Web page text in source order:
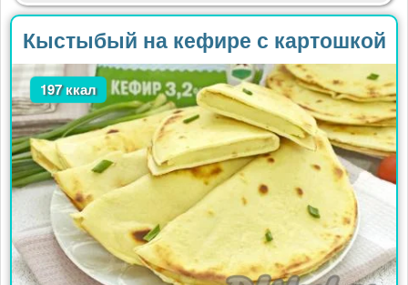
Кыстыбый на кефире с картошкой
197 ккал